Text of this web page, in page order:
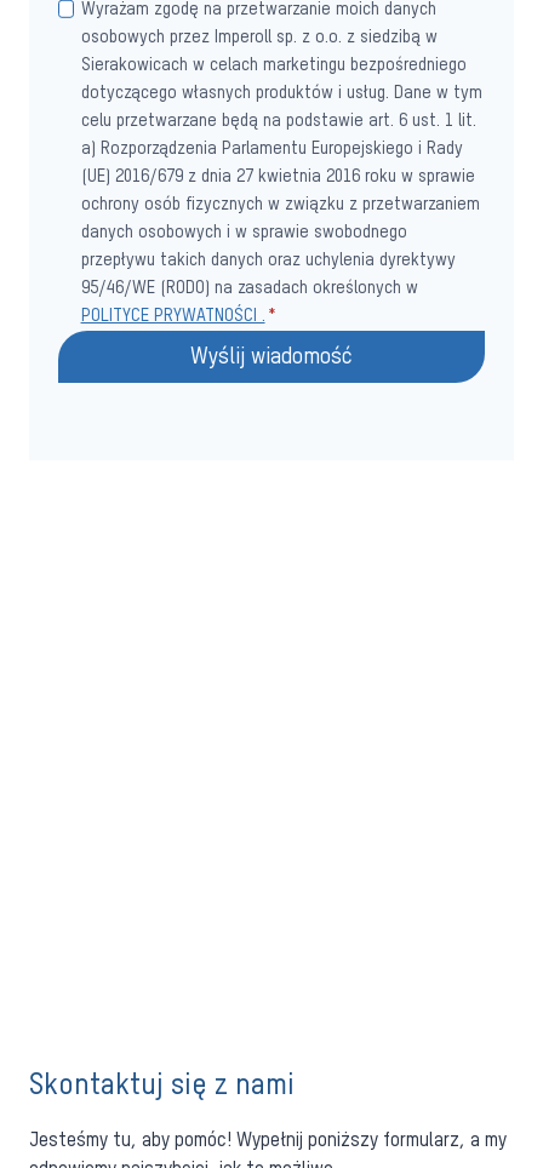
Wyrażam zgodę na przetwarzanie moich danych
osobowych przez Imperoll sp. z o.o. z siedzibą w
Sierakowicach w celach marketingu bezpośredniego
dotyczącego własnych produktów i usług. Dane w tym
celu przetwarzane będą na podstawie art. 6 ust. 1 lit.
a) Rozporządzenia Parlamentu Europejskiego i Rady
(UE) 2016/679 z dnia 27 kwietnia 2016 roku w sprawie
ochrony osób fizycznych w związku z przetwarzaniem
danych osobowych i w sprawie swobodnego
przepływu takich danych oraz uchylenia dyrektywy
95/46/WE (RODO) na zasadach określonych w
POLITYCE PRYWATNOŚCI . *
Wyślij wiadomość
Skontaktuj się z nami
Jesteśmy tu, aby pomóc! Wypełnij poniższy formularz, a my